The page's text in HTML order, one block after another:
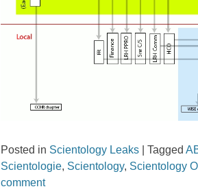
Posted in Scientology Leaks |Tagged
Scientologie, Scientology, Scientology
comment